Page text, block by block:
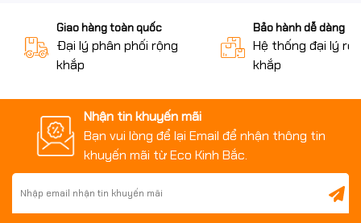
Giao hàng toàn quốc
Đại lý phân phối rộng
khắp
Bảo hành dễ dàng
Hệ thống đại lý
khắp
Nhận tin khuyến mãi
Bạn vui lòng để lại Email để nhận thông tin
khuyến mãi từ Eco Kinh Bắc.